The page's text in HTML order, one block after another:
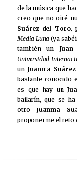
de la música que
creo que no oiré
Suárez del Toro,
Media Luna (ya
también un
Universidad
un Juanma
bastante conocido
es que hay un
bailarín, que se ha
otro Juanma
proponerme el reto